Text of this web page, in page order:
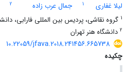
لیلا غفاری
1 جمال عرب زاده
2
1 گروه نقاشی، پردیس بین المللی فارابی،
2 دانشگاه هنر تهران
10.22059/jfava.2018.241456.665738
چکیده